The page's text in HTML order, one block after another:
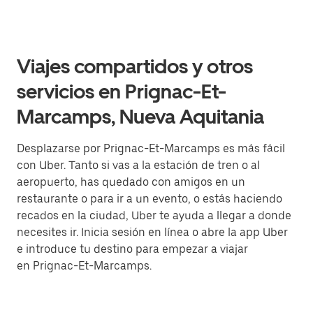
Viajes compartidos y otros
servicios en Prignac-Et-
Marcamps, Nueva Aquitania
Desplazarse por Prignac-Et-Marcamps es más fácil
con Uber. Tanto si vas a la estación de tren o al
aeropuerto, has quedado con amigos en un
restaurante o para ir a un evento, o estás haciendo
recados en la ciudad, Uber te ayuda a llegar a donde
necesites ir. Inicia sesión en línea o abre la app Uber
e introduce tu destino para empezar a viajar
en Prignac-Et-Marcamps.